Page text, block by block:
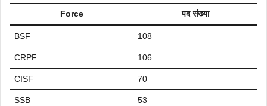
Force पद संख्या
BSF 108
CRPF 106
CISF 70
SSB 53